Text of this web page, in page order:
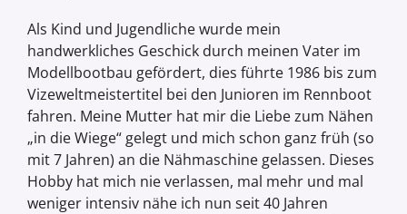
Als Kind und Jugendliche wurde mein
handwerkliches Geschick durch meinen Vater im
Modellbootbau gefördert, dies führte 1986 bis zum
Vizeweltmeistertitel bei den Junioren im Rennboot
fahren. Meine Mutter hat mir die Liebe zum Nähen
„in die Wiege“ gelegt und mich schon ganz früh (so
mit 7 Jahren) an die Nähmaschine gelassen. Dieses
Hobby hat mich nie verlassen, mal mehr und mal
weniger intensiv nähe ich nun seit 40 Jahren